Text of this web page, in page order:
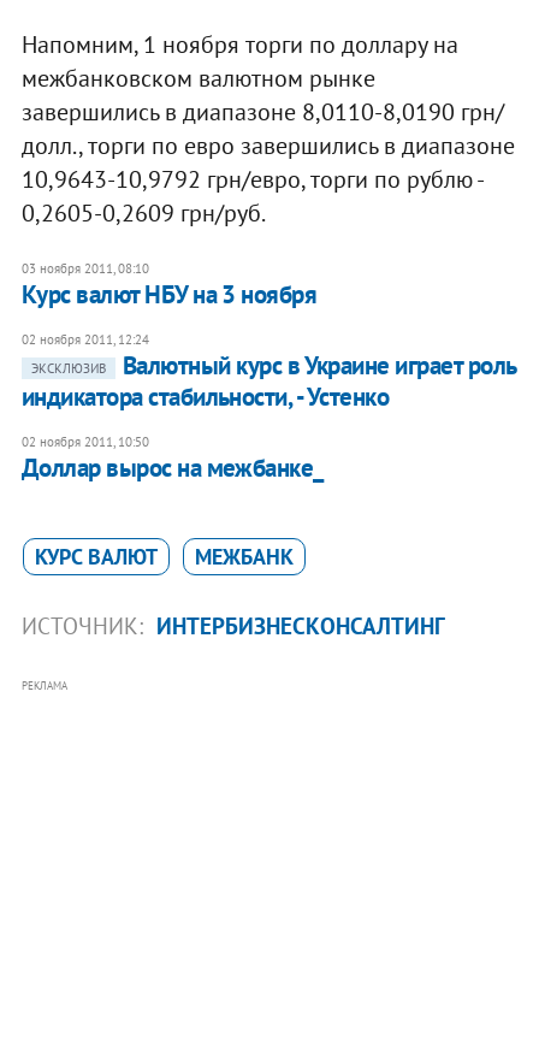
Напомним, 1 ноября торги по доллару на
межбанковском валютном рынке
завершились в диапазоне 8,0110-8,0190 грн/
долл., торги по евро завершились в диапазоне
10,9643-10,9792 грн/евро, торги по рублю -
0,2605-0,2609 грн/руб.
03 ноября 2011, 08:10
Курс валют НБУ на 3 ноября
02 ноября 2011, 12:24
ЭКСКЛЮЗИВ
Валютный курс в Украине играет роль
индикатора стабильности, - Устенко
02 ноября 2011, 10:50
Доллар вырос на межбанке_
КУРС ВАЛЮТ МЕЖБАНК
ИСТОЧНИК: ИНТЕРБИЗНЕСКОНСАЛТИНГ
РЕКЛАМА